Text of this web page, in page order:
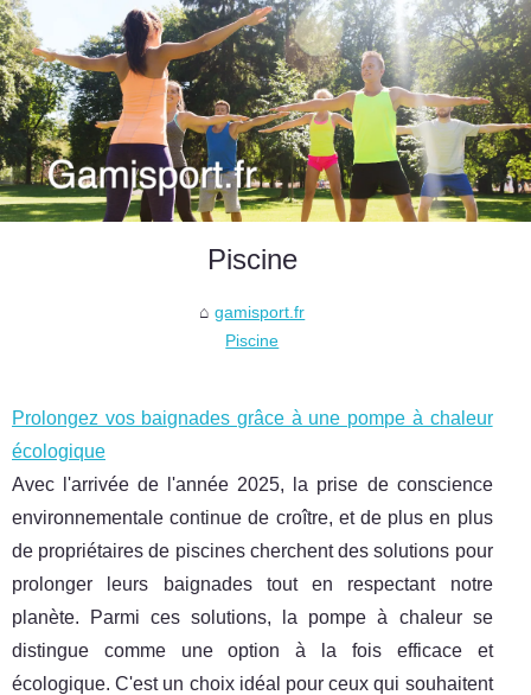
Piscine
gamisport.fr
Piscine
Prolongez vos baignades grâce à une pompe à chaleur
écologique
Avec l'arrivée de l'année 2025, la prise de conscience
environnementale continue de croître, et de plus en plus
de propriétaires de piscines cherchent des solutions pour
prolonger leurs baignades tout en respectant notre
planète. Parmi ces solutions, la pompe à chaleur se
distingue comme une option à la fois efficace et
écologique. C'est un choix idéal pour ceux qui souhaitent